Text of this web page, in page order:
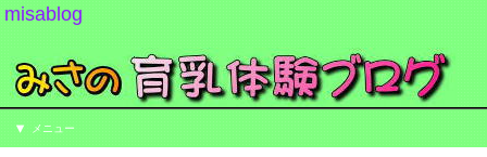
misablog
メニュー